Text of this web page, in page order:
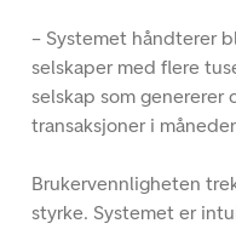
– Systemet håndterer
selskaper med flere
selskap som genererer
transaksjoner i
Brukervennligheten
styrke. Systemet er